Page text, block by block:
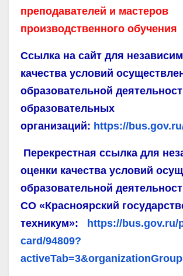
преподавателей и мастеров
производственного обучения
Ссылка на сайт для
качества условий
образовательной
образовательных
организаций: https://
Перекрестная ссылка для
оценки качества условий
образовательной
СО «Красноярский
техникум»:
https://bus.gov.ru/
card/94809?